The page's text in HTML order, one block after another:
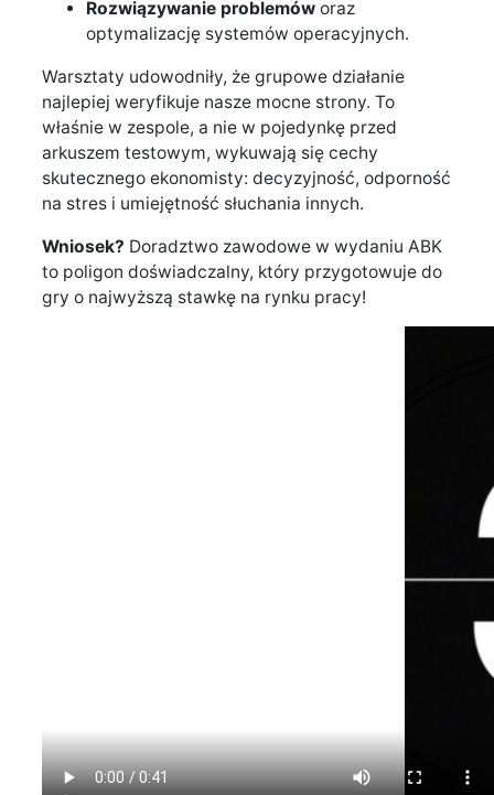
Rozwiązywanie problemów oraz
optymalizację systemów operacyjnych.
Warsztaty udowodniły, że grupowe działanie
najlepiej weryfikuje nasze mocne strony. To
właśnie w zespole, a nie w pojedynkę przed
arkuszem testowym, wykuwają się cechy
skutecznego ekonomisty: decyzyjność, odporność
na stres i umiejętność słuchania innych.
Wniosek? Doradztwo zawodowe w wydaniu ABK
to poligon doświadczalny, który przygotowuje do
gry o najwyższą stawkę na rynku pracy!